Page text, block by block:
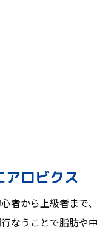
アロビクス
者から上級者まで
なうことで脂肪や